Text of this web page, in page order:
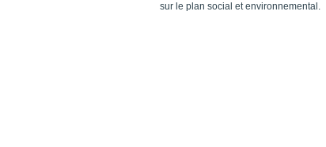
sur le plan social et environnemental.